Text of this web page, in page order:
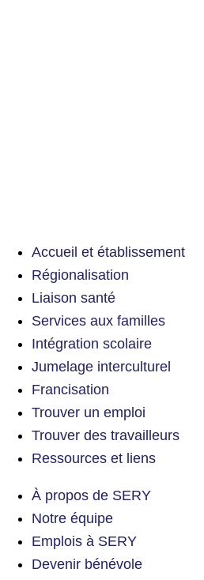
Accueil et établissement
Régionalisation
Liaison santé
Services aux familles
Intégration scolaire
Jumelage interculturel
Francisation
Trouver un emploi
Trouver des travailleurs
Ressources et liens
À propos de SERY
Notre équipe
Emplois à SERY
Devenir bénévole